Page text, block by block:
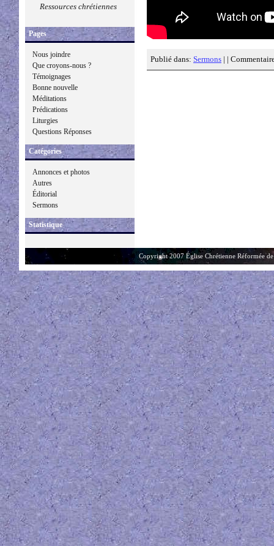
Ressources chrétiennes
Pages
Nous joindre
Que croyons-nous ?
Témoignages
Bonne nouvelle
Méditations
Prédications
Liturgies
Questions Réponses
Catégories
Annonces et photos
Autres
Éditorial
Sermons
Statistique
Publié dans: Sermons | |
Copyright 2007 Église Chrétienne Réformée